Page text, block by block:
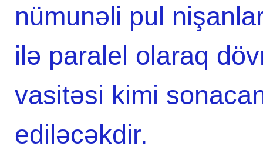
nümunəli pul
ilə paralel olaraq
vasitəsi kimi
ediləcəkdir.